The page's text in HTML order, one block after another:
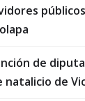
públicos
de
natalicio de